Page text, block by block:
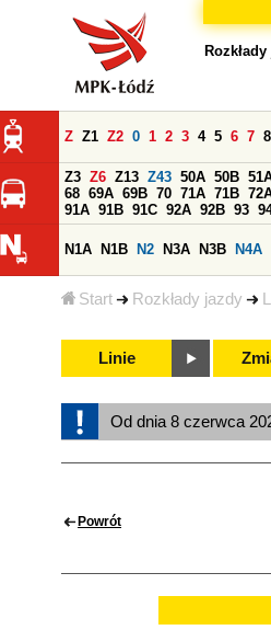
Start Rozkłady jazdy
Z Z1 Z2 0 1 2 3 4 5 6 7 8
Z3 Z6 Z13 Z43 50A 50B
68 69A 69B 70 71A 71B
91A 91B 91C 92A 92B 93
N1A N1B N2 N3A N3B N4A
Linie
Od dnia 8 czerwca
Powrót